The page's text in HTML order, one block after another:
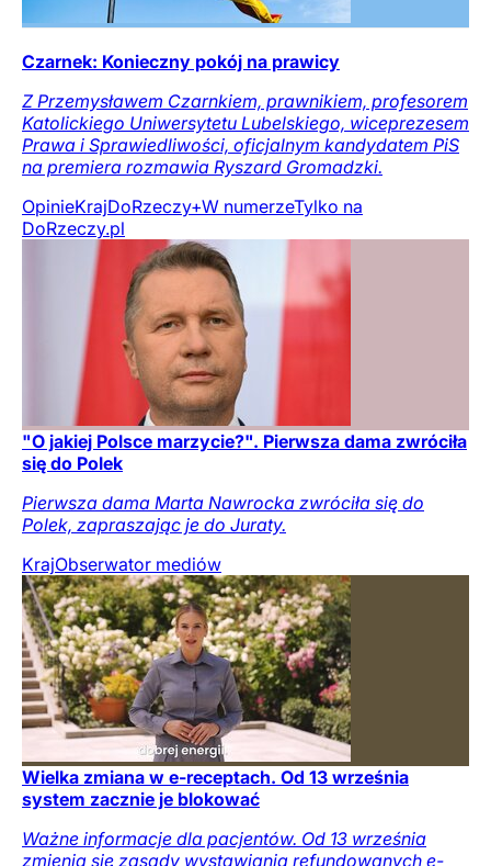
Czarnek: Konieczny pokój na prawicy
Z Przemysławem Czarnkiem, prawnikiem, profesorem
Katolickiego Uniwersytetu Lubelskiego, wiceprezesem
Prawa i Sprawiedliwości, oficjalnym kandydatem PiS
na premiera rozmawia Ryszard Gromadzki.
OpinieKrajDoRzeczy+W numerzeTylko na
DoRzeczy.pl
"O jakiej Polsce marzycie?". Pierwsza dama zwróciła
się do Polek
Pierwsza dama Marta Nawrocka zwróciła się do
Polek, zapraszając je do Juraty.
KrajObserwator mediów
Wielka zmiana w e-receptach. Od 13 września
system zacznie je blokować
Ważne informacje dla pacjentów. Od 13 września
zmienią się zasady wystawiania refundowanych e-